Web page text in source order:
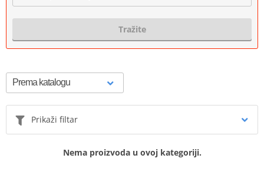
Tražite
Prikaži filtar
Nema proizvoda u ovoj kategoriji.